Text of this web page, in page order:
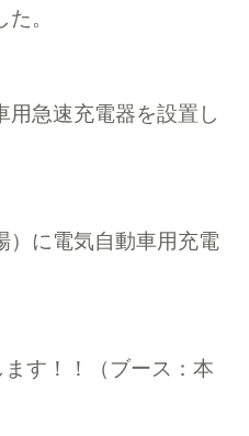
。
用急速充電器を設置し
）に電気自動車用充電
ます！！（ブース：本